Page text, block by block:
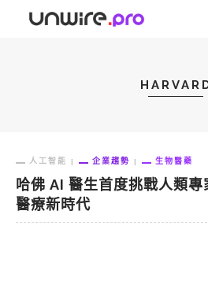
人工智能 企業趨勢 生物醫藥
哈佛 AI 醫生首度挑戰人類
醫療新時代